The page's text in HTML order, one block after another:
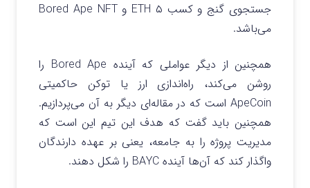
جستجوی گنج و کسب ۵ ETH و Bored Ape NFT
می‌باشد.
همچنین از دیگر عواملی که آینده Bored Ape را
روشن می‌کند،‌ راه‌اندازی ارز یا توکن حاکمیتی
ApeCoin است که در مقاله‌ای دیگر به آن می‌پردازیم.
همچنین باید گفت که هدف این تیم این است که
مدیریت پروژه را به جامعه،‌ یعنی بر عهده دارندگان
واگذار کند که آن‌ها آینده BAYC را شکل دهند.